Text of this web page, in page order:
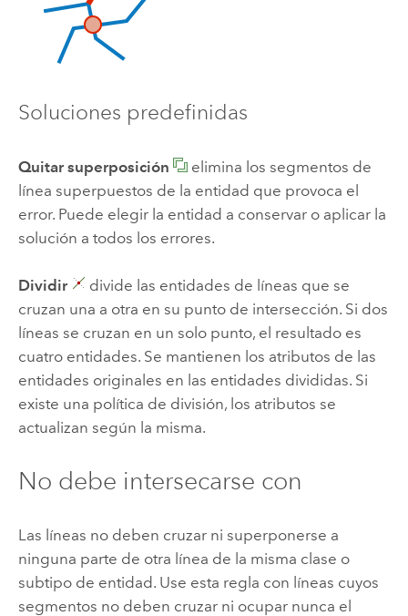
Soluciones predefinidas
Quitar superposición
elimina los segmentos de
línea superpuestos de la entidad que provoca el
error. Puede elegir la entidad a conservar o aplicar la
solución a todos los errores.
Dividir
divide las entidades de líneas que se
cruzan una a otra en su punto de intersección. Si dos
líneas se cruzan en un solo punto, el resultado es
cuatro entidades. Se mantienen los atributos de las
entidades originales en las entidades divididas. Si
existe una política de división, los atributos se
actualizan según la misma.
No debe intersecarse con
Las líneas no deben cruzar ni superponerse a
ninguna parte de otra línea de la misma clase o
subtipo de entidad. Use esta regla con líneas cuyos
segmentos no deben cruzar ni ocupar nunca el